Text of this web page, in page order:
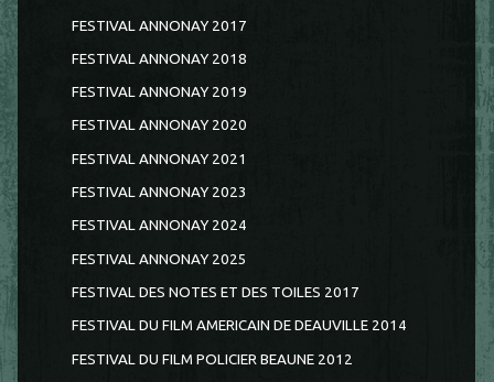
FESTIVAL ANNONAY 2017
FESTIVAL ANNONAY 2018
FESTIVAL ANNONAY 2019
FESTIVAL ANNONAY 2020
FESTIVAL ANNONAY 2021
FESTIVAL ANNONAY 2023
FESTIVAL ANNONAY 2024
FESTIVAL ANNONAY 2025
FESTIVAL DES NOTES ET DES TOILES 2017
FESTIVAL DU FILM AMERICAIN DE DEAUVILLE 2014
FESTIVAL DU FILM POLICIER BEAUNE 2012